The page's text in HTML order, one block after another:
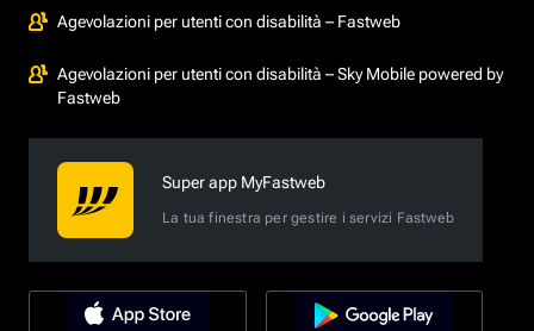
Agevolazioni per utenti con disabilità – Fastweb
Agevolazioni per utenti con disabilità – Sky Mobile powered by
Fastweb
Super app MyFastweb
La tua finestra per gestire i servizi Fastweb